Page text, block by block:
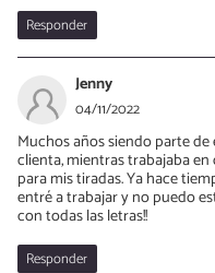
Responder
Jenny
04/11/2022
Muchos años siendo parte
clienta, mientras trabajaba
para mis tiradas. Ya hace
entré a trabajar y no puedo
con todas las letras!!
Responder